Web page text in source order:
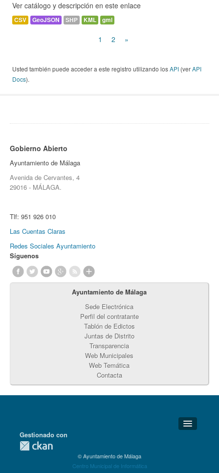
Ver catálogo y descripción en este enlace
CSV GeoJSON SHP KML gml
1 2 »
Usted también puede acceder a este registro utilizando losAPI (verAPI
Docs).
Gobierno Abierto
Ayuntamiento de Málaga
Avenida de Cervantes, 4
29016 - MÁLAGA.
Tlf: 951 926 010
Las Cuentas Claras
Redes Sociales Ayuntamiento
Síguenos
Ayuntamiento de Málaga
Sede Electrónica
Perfil del contratante
Tablón de Edictos
Juntas de Distrito
Transparencia
Web Municipales
Web Temática
Contacta
Detalles Técnicos
Gestionado con
© Ayuntamiento de Málaga
Centro Municipal de Informática